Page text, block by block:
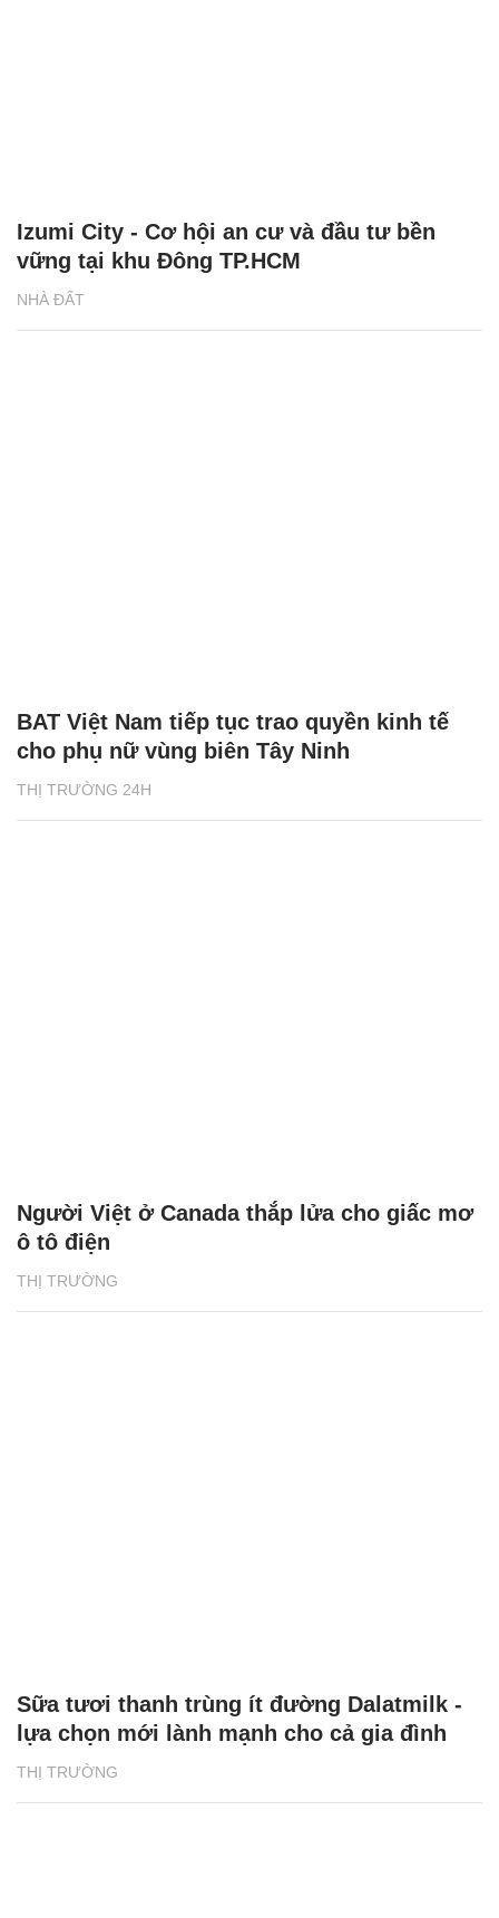
NHÀ ĐẤT
Izumi City - Cơ hội an cư và đầu tư bền
vững tại khu Đông TP.HCM
THỊ TRƯỜNG 24H
BAT Việt Nam tiếp tục trao quyền kinh tế
cho phụ nữ vùng biên Tây Ninh
THỊ TRƯỜNG
Người Việt ở Canada thắp lửa cho giấc mơ
ô tô điện
THỊ TRƯỜNG
Sữa tươi thanh trùng ít đường Dalatmilk -
lựa chọn mới lành mạnh cho cả gia đình